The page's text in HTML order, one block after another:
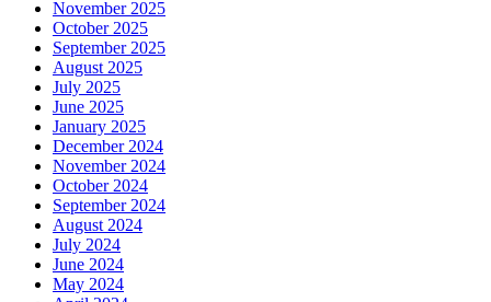
November 2025
October 2025
September 2025
August 2025
July 2025
June 2025
January 2025
December 2024
November 2024
October 2024
September 2024
August 2024
July 2024
June 2024
May 2024